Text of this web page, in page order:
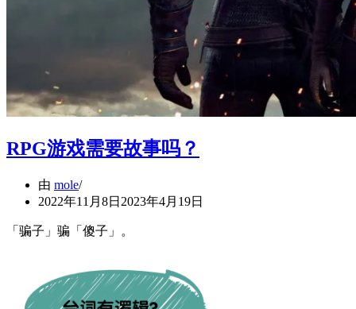
RPG游戏需要故事吗？
由 mole
2022年11月8日 2023年4月19日
「骗子」骗「傻子」。